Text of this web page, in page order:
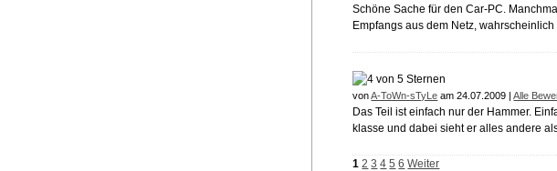
Schöne Sache für den Car-PC.
Empfangs aus dem Netz,
vonA-ToWn-sTyLe am 24.07.2009 |Alle
Das Teil ist einfach nur der Hammer.
klasse und dabei sieht er alles andere
1 2 3 4 5 6 Weiter